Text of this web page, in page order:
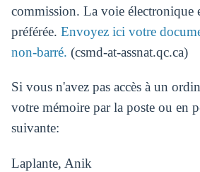
commission. La voie électronique
préférée. Envoyez ici votre
non-barré. (csmd-at-assnat.qc.ca)
Si vous n'avez pas accès à un
votre mémoire par la poste ou en
suivante:
Laplante, Anik